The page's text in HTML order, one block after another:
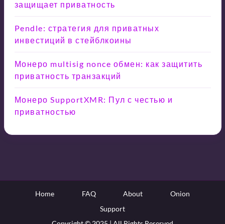
защищает приватность
Pendle: стратегия для приватных
инвестиций в стейблкоины
Монеро multisig nonce обмен: как защитить
приватность транзакций
Монеро SupportXMR: Пул с честью и
приватностью
Home FAQ About
Onion
Support